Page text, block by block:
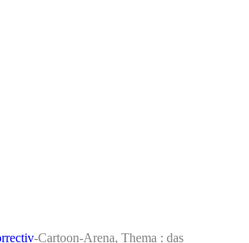
-Cartoon-Arena, Thema : das